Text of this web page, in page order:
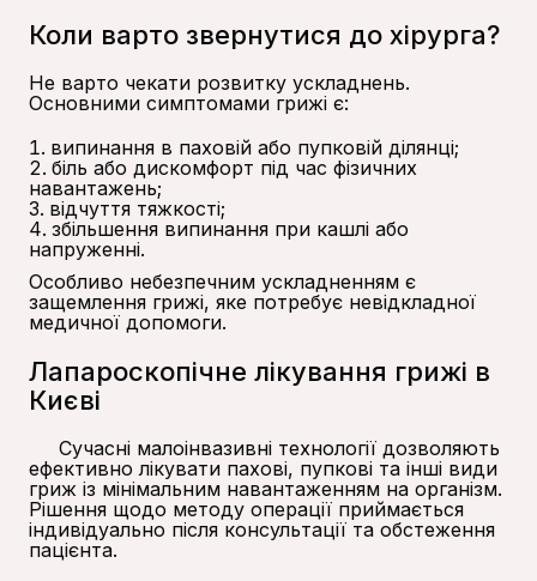
Коли варто звернутися до хірурга?
Не варто чекати розвитку ускладнень.
Основними симптомами грижі є:
випинання в паховій або пупковій ділянці;
біль або дискомфорт під час фізичних
навантажень;
відчуття тяжкості;
збільшення випинання при кашлі або
напруженні.
Особливо небезпечним ускладненням є
защемлення грижі, яке потребує невідкладної
медичної допомоги.
Лапароскопічне лікування грижі в
Києві
Сучасні малоінвазивні технології дозволяють
ефективно лікувати пахові, пупкові та інші види
гриж із мінімальним навантаженням на організм.
Рішення щодо методу операції приймається
індивідуально після консультації та обстеження
пацієнта.